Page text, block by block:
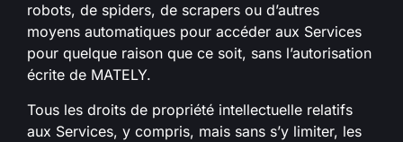
robots, de spiders, de scrapers ou d’autres
moyens automatiques pour accéder aux Services
pour quelque raison que ce soit, sans l’autorisation
écrite de MATELY.
Tous les droits de propriété intellectuelle relatifs
aux Services, y compris, mais sans s’y limiter, les